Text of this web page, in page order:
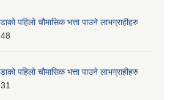
पहिलो चौमासिक भत्ता पाउने लाभग्राहीहरु
पहिलो चौमासिक भत्ता पाउने लाभग्राहीहरु